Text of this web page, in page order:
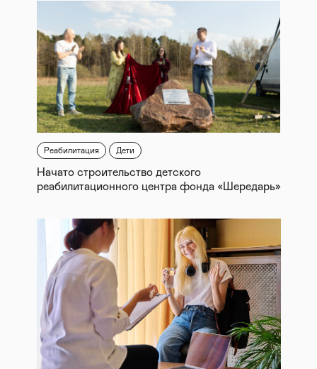
Реабилитация Дети
Начато строительство детского
реабилитационного центра фонда «Шередарь»